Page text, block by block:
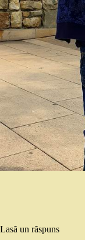
Lasă un răspuns